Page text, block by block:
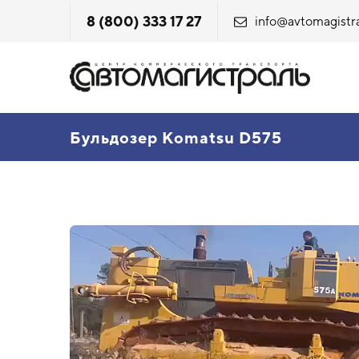
8 (800) 333 17 27
Бульдозер Komatsu D575